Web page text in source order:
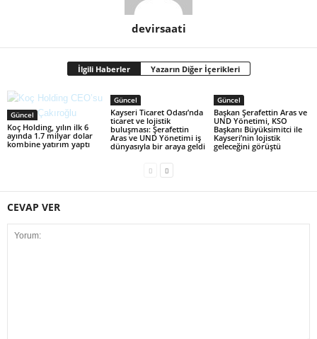
devirsaati
İlgili Haberler Yazarın Diğer İçerikleri
Güncel
Koç Holding, yılın ilk 6
ayında 1.7 milyar dolar
kombine yatırım yaptı
Güncel
Kayseri Ticaret Odası’nda
ticaret ve lojistik
buluşması: Şerafettin
Aras ve UND Yönetimi iş
dünyasıyla bir araya geldi
Güncel
Başkan Şerafettin Aras ve
UND Yönetimi, KSO
Başkanı Büyüksimitci ile
Kayseri’nin lojistik
geleceğini görüştü
CEVAP VER